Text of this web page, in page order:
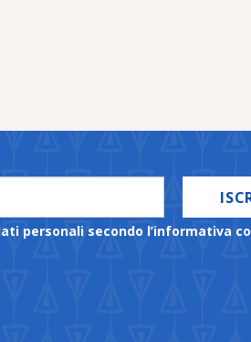
personali secondo l’informativa